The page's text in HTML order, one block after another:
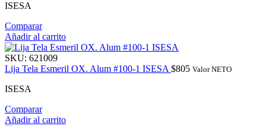
ISESA
Comparar
Añadir al carrito
SKU: 621009
Lija Tela Esmeril OX. Alum #100-1 ISESA $805 Valor NETO
ISESA
Comparar
Añadir al carrito